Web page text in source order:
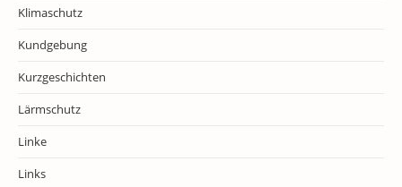
Klimaschutz
Kundgebung
Kurzgeschichten
Lärmschutz
Linke
Links